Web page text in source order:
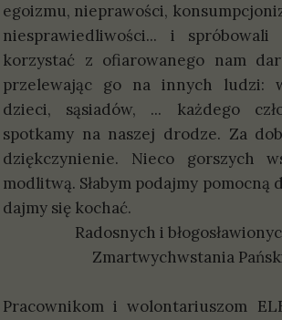
egoizmu, nieprawości,
niesprawiedliwości... i spróbowali
korzystać z ofiarowanego nam
przelewając go na innych ludzi:
dzieci, sąsiadów, ... każdego
spotkamy na naszej drodze. Za
dziękczynienie. Nieco gorszych
modlitwą. Słabym podajmy pomocną
dajmy się kochać.
Radosnych i
Zmartwychwstania
Pracownikom i wolontariuszom